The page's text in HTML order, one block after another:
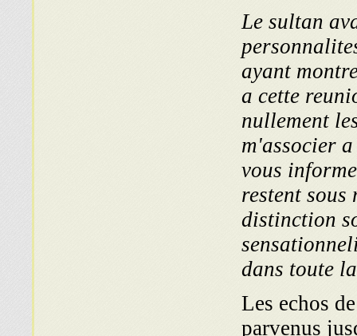
Le sultan
ayant
a cette
nullement
m'associer
vous
restent sous
distinction
dans toute
Les echos
parvenus